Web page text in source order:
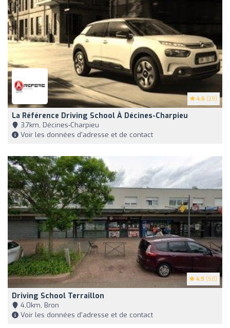
4.6 (29)
La Référence Driving School À Décines-Charpieu
3,7km, Décines-Charpieu
Voir les données d'adresse et de contact
4.9 (50)
Driving School Terraillon
4,0km, Bron
Voir les données d'adresse et de contact